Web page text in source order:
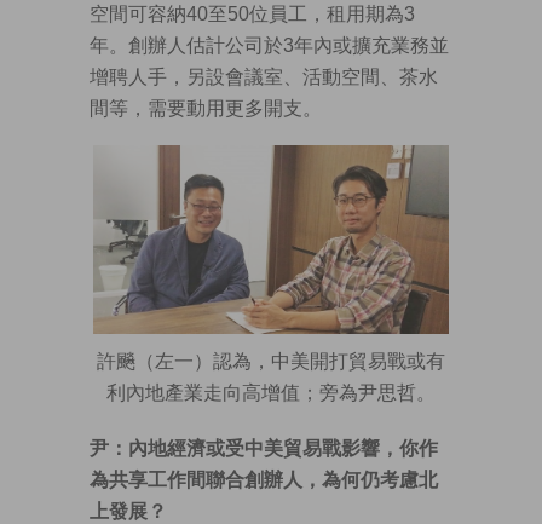
空間可容納40至50位員工，租用期為3
年。創辦人估計公司於3年內或擴充業務並
增聘人手，另設會議室、活動空間、茶水
間等，需要動用更多開支。
許飈（左一）認為，中美開打貿易戰或有
利內地產業走向高增值；旁為尹思哲。
尹：內地經濟或受中美貿易戰影響，你作
為共享工作間聯合創辦人，為何仍考慮北
上發展？